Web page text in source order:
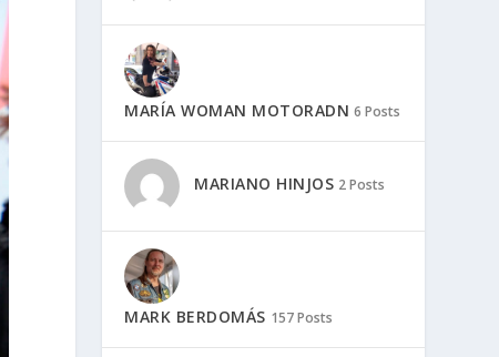
MARÍA WOMAN MOTORADN 6 Posts
MARIANO HINJOS 2 Posts
MARK BERDOMÁS 157 Posts